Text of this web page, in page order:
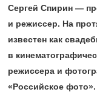
Сергей Спирин —
и режиссер. На
известен как
в
режиссера и
«Российское фото».